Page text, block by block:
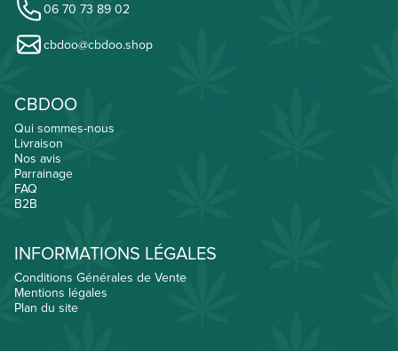
06 70 73 89 02
cbdoo@cbdoo.shop
CBDOO
Qui sommes-nous
Livraison
Nos avis
Parrainage
FAQ
B2B
INFORMATIONS LÉGALES
Conditions Générales de Vente
Mentions légales
Plan du site